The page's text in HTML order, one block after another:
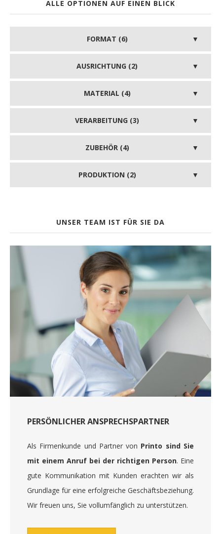
ALLE OPTIONEN AUF EINEN BLICK
FORMAT (6)
AUSRICHTUNG (2)
MATERIAL (4)
VERARBEITUNG (3)
ZUBEHÖR (4)
PRODUKTION (2)
UNSER TEAM IST FÜR SIE DA
PERSÖNLICHER ANSPRECHSPARTNER
Als Firmenkunde und Partner von Printo sind Sie
mit einem Anruf bei der richtigen Person. Eine
gute Kommunikation mit Kunden erachten wir als
Grundlage für eine erfolgreiche Geschäftsbeziehung.
Wir freuen uns, Sie vollumfänglich zu unterstützen.